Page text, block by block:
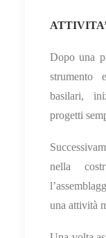
Dopo una
strumento
basilari,
progetti
nella
una attività